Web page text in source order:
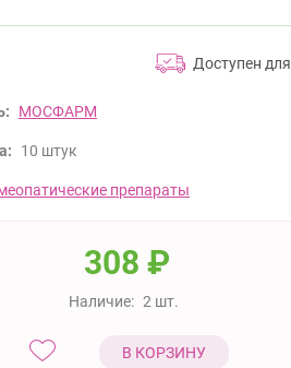
Доступен для
МОСФАРМ
10 штук
препараты
308 ₽
Наличие: 2 шт.
В КОРЗИНУ